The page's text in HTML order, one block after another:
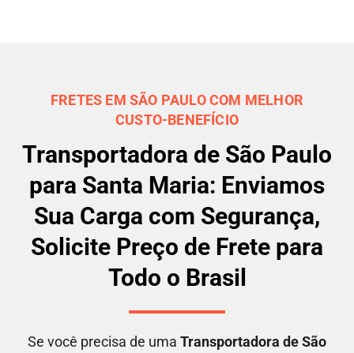
FRETES EM SÃO PAULO COM MELHOR
CUSTO-BENEFÍCIO
Transportadora de São Paulo
para Santa Maria: Enviamos
Sua Carga com Segurança,
Solicite Preço de Frete para
Todo o Brasil
Se você precisa de uma Transportadora de São